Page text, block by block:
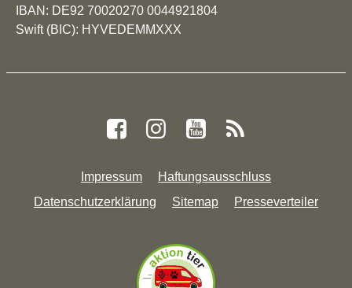
IBAN: DE92 70020270 0044921804
Swift (BIC): HYVEDEMMXXX
Impressum
Haftungsausschluss
Datenschutzerklärung
Sitemap Presseverteiler